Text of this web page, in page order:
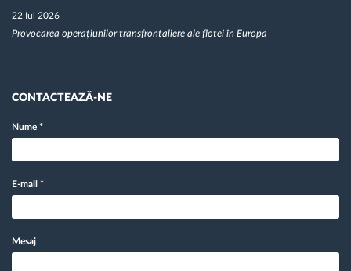
22 Iul 2026
Provocarea operațiunilor transfrontaliere ale flotei în Europa
CONTACTEAZĂ-NE
Nume *
E-mail *
Mesaj